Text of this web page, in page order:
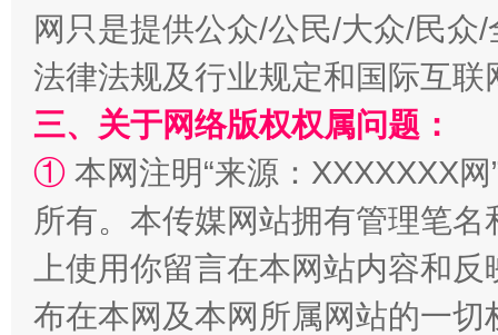
阿坝州三大球赛在茂县开幕 规模
网只是提供公众/公民/大众/民
法律法规及行业规定和国际互
三、关于网络版权权属问题：
① 本网注明“来源：XXXXXXX
所有。本传媒网站拥有管理笔
上使用你留言在本网站内容和
布在本网及本网所属网站的一